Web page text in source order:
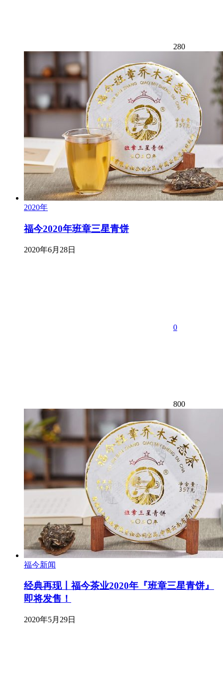
280
2020年
福今2020年班章三星青饼
2020年6月28日
0
800
福今新闻
经典再现丨福今茶业2020年『班章三星青饼』
即将发售！
2020年5月29日